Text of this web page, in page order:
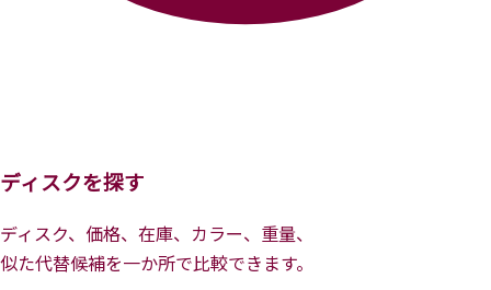
ディスクを探す
ディスク、価格、在庫、カラー、重量、
似た代替候補を一か所で比較できます。